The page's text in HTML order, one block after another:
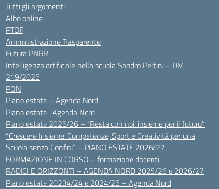
Tutti gli argomenti
Albo online
PTOF
Amministrazione Trasparente
Futura PNRR
Intelligenza artificiale nella scuola Sandro Pertini – DM
219/2025
PON
Piano estate – Agenda Nord
Piano estate -Agenda Nord
Piano estate 2025/26 – “Resta con noi: insieme per il futuro”
“Crescere Insieme: Competenze, Sport e Creatività per una
Scuola senza Confini” – PIANO ESTATE 2026/27
FORMAZIONE IN CORSO – formazione docenti
RADICI E ORIZZONTI – AGENDA NORD 2025/26 e 2026/27
Piano estate 20234/24 e 2024/25 – Agenda Nord